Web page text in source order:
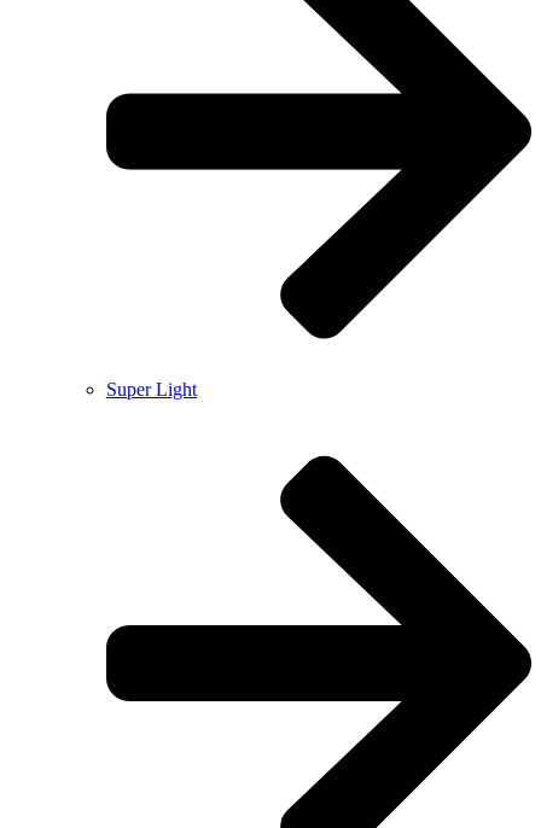
Super Light